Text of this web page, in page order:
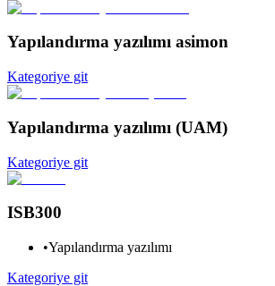
Yapılandırma yazılımı asimon
Kategoriye git
Yapılandırma yazılımı (UAM)
Kategoriye git
ISB300
•Yapılandırma yazılımı
Kategoriye git